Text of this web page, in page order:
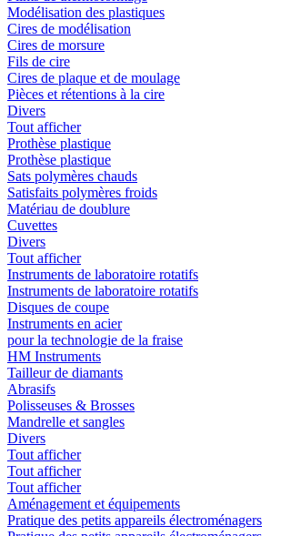
Modélisation des plastiques
Cires de modélisation
Cires de morsure
Fils de cire
Cires de plaque et de moulage
Pièces et rétentions à la cire
Divers
Tout afficher
Prothèse plastique
Prothèse plastique
Sats polymères chauds
Satisfaits polymères froids
Matériau de doublure
Cuvettes
Divers
Tout afficher
Instruments de laboratoire rotatifs
Instruments de laboratoire rotatifs
Disques de coupe
Instruments en acier
pour la technologie de la fraise
HM Instruments
Tailleur de diamants
Abrasifs
Polisseuses & Brosses
Mandrelle et sangles
Divers
Tout afficher
Tout afficher
Tout afficher
Aménagement et équipements
Pratique des petits appareils électroménagers